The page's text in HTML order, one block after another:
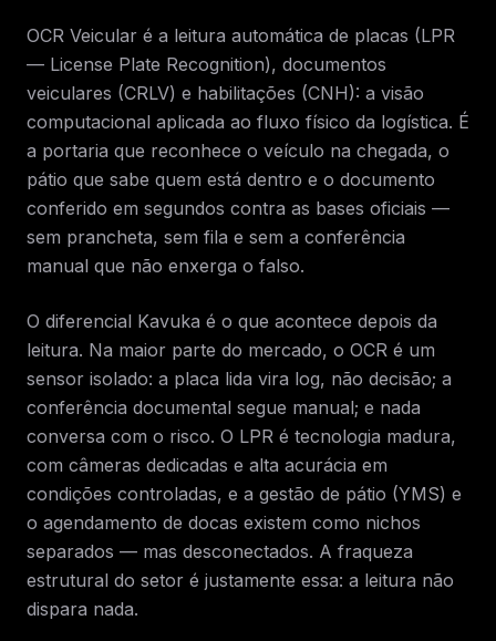
OCR Veicular é a leitura automática de placas (LPR
— License Plate Recognition), documentos
veiculares (CRLV) e habilitações (CNH): a visão
computacional aplicada ao fluxo físico da logística. É
a portaria que reconhece o veículo na chegada, o
pátio que sabe quem está dentro e o documento
conferido em segundos contra as bases oficiais —
sem prancheta, sem fila e sem a conferência
manual que não enxerga o falso.
O diferencial Kavuka é o que acontece depois da
leitura. Na maior parte do mercado, o OCR é um
sensor isolado: a placa lida vira log, não decisão; a
conferência documental segue manual; e nada
conversa com o risco. O LPR é tecnologia madura,
com câmeras dedicadas e alta acurácia em
condições controladas, e a gestão de pátio (YMS) e
o agendamento de docas existem como nichos
separados — mas desconectados. A fraqueza
estrutural do setor é justamente essa: a leitura não
dispara nada.